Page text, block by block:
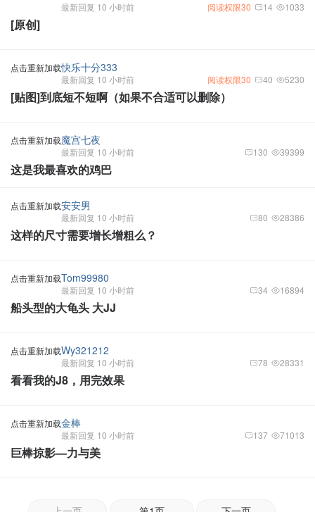
最新回复 10 小时前 1033
14
阅读权限30
[原创]
点击重新加载快乐十分333
最新回复 10 小时前 5230
40
阅读权限30
[贴图]到底短不短啊（如果不合适可以删除）
点击重新加载魔宫七夜
最新回复 10 小时前 39399
130
这是我最喜欢的鸡巴
点击重新加载安安男
最新回复 10 小时前 28386
80
这样的尺寸需要增长增粗么？
点击重新加载Tom99980
最新回复 10 小时前 16894
34
船头型的大龟头 大JJ
点击重新加载Wy321212
最新回复 10 小时前 28331
78
看看我的J8，用完效果
点击重新加载金棒
最新回复 10 小时前 71013
137
巨棒掠影—力与美